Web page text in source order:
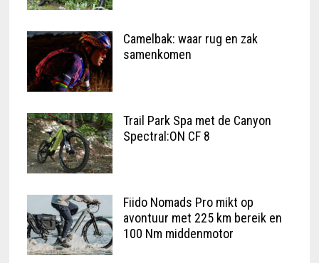
Camelbak: waar rug en zak
samenkomen
Trail Park Spa met de Canyon
Spectral:ON CF 8
Fiido Nomads Pro mikt op
avontuur met 225 km bereik en
100 Nm middenmotor